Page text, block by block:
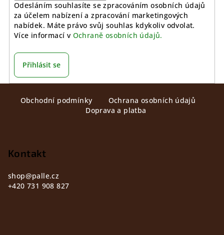
Odesláním souhlasíte se zpracováním osobních údajů
za účelem nabízení a zpracování marketingových
nabídek. Máte právo svůj souhlas kdykoliv odvolat.
Více informací v Ochraně osobních údajů.
Přihlásit se
Obchodní podmínky
Ochrana osobních údajů
Doprava a platba
Kontakt
shop@palle.cz
+420 731 908 827